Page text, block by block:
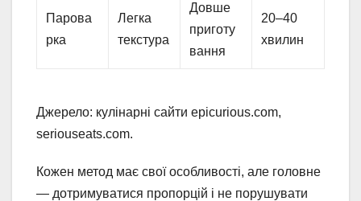
Парова
рка
Легка
текстура
Довше
приготу
вання
20–40
хвилин
Джерело: кулінарні сайти epicurious.com,
seriouseats.com.
Кожен метод має свої особливості, але головне
— дотримуватися пропорцій і не порушувати